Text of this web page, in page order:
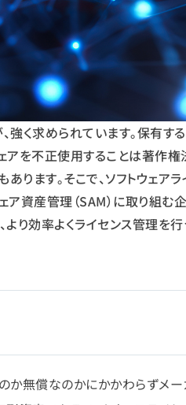
く求められています。保有す
アを不正使用することは著作権
ます。そこで、ソフトウェア
ア資産管理（SAM）に取り組
り効率よくライセンス管理を
か無償なのかにかかわらずメ